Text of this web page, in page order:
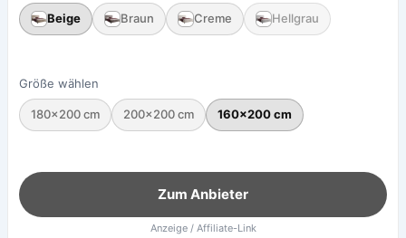
Beige Braun Creme Hellgrau
Größe wählen
180×200 cm 200×200 cm 160×200 cm
Zum Anbieter
Anzeige / Affiliate-Link